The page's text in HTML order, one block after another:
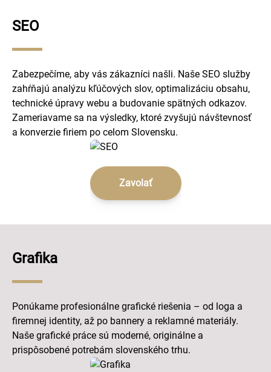
Zavolať
SEO
Zabezpečíme, aby vás zákazníci našli. Naše SEO služby
zahŕňajú analýzu kľúčových slov, optimalizáciu obsahu,
technické úpravy webu a budovanie spätných odkazov.
Zameriavame sa na výsledky, ktoré zvyšujú návštevnosť
a konverzie firiem po celom Slovensku.
Grafika
Ponúkame profesionálne grafické riešenia – od loga a
firemnej identity, až po bannery a reklamné materiály.
Naše grafické práce sú moderné, originálne a
prispôsobené potrebám slovenského trhu.